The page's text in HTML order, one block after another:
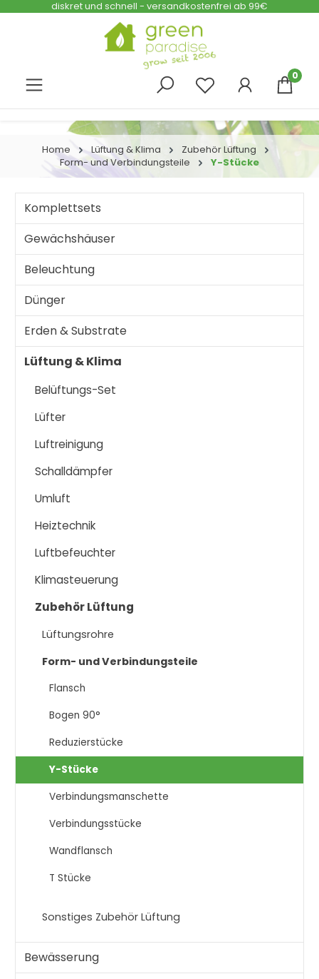
Zum Hauptinhalt springen
diskret und schnell - versandkostenfrei ab 99€
0
Home Lüftung & Klima
Zubehör Lüftung
Form- und Verbindungsteile
Y-Stücke
Komplettsets
Gewächshäuser
Beleuchtung
Dünger
Erden & Substrate
Lüftung & Klima
Belüftungs-Set
Lüfter
Luftreinigung
Schalldämpfer
Umluft
Heiztechnik
Luftbefeuchter
Klimasteuerung
Zubehör Lüftung
Lüftungsrohre
Form- und Verbindungsteile
Flansch
Bogen 90°
Reduzierstücke
Y-Stücke
Verbindungsmanschette
Verbindungsstücke
Wandflansch
T Stücke
Sonstiges Zubehör Lüftung
Bewässerung